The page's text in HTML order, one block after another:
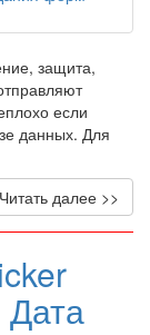
защита,
если
данных. Для
Читать далее >>
Дата